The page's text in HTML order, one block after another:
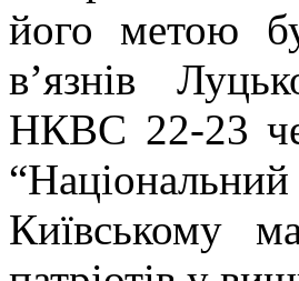
його метою
в’язнів
НКВС 22-23
Київському